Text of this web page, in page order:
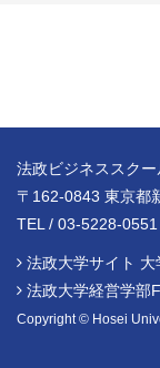
法政ビジネススクー
〒162-0843 東京
TEL / 03-5228-
法政大学サイト
法政大学経営学部
Copyright © Hosei